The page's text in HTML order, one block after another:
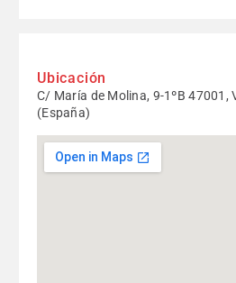
Ubicación
C/ María de Molina, 9-1ºB 47001,
(España)